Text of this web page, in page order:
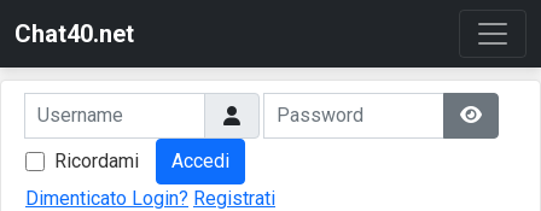
Chat40.net
Ricordami
Accedi
Dimenticato Login? Registrati